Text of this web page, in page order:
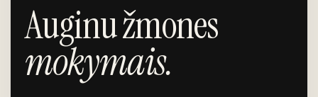
Auginu žmones
mokymais.